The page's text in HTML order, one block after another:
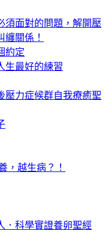
須面對的問題，解開壓
纏關係！
約定
生最好的練習
壓力症候群自我療癒聖
，越生病？！
．科學實證養卵聖經